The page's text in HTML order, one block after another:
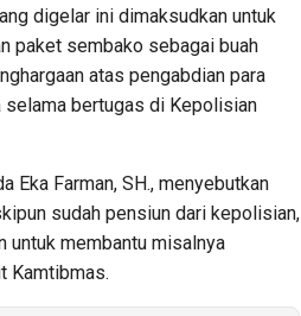
digelar ini dimaksudkan untuk
paket sembako sebagai buah
atas pengabdian para
selama bertugas di Kepolisian
Eka Farman, SH., menyebutkan
sudah pensiun dari kepolisian,
untuk membantu misalnya
Kamtibmas.